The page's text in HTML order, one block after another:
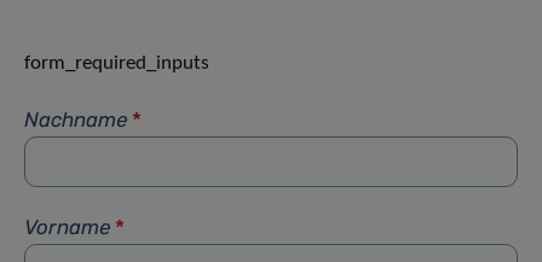
form_required_inputs
Nachname *
Vorname *